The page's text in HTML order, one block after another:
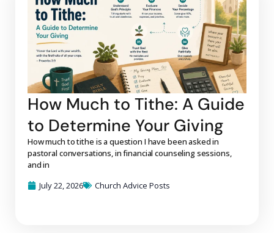
How Much to Tithe: A Guide
to Determine Your Giving
How much to tithe is a question I have been asked in
pastoral conversations, in financial counseling sessions,
and in
July 22, 2026
Church Advice Posts